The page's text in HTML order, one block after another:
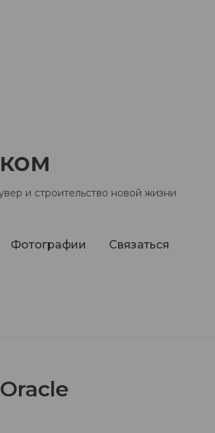
и строительство новой жизни
Фотографии Связаться